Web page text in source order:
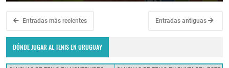
Entradas más recientes Entradas antiguas
DÓNDE JUGAR AL TENIS EN URUGUAY